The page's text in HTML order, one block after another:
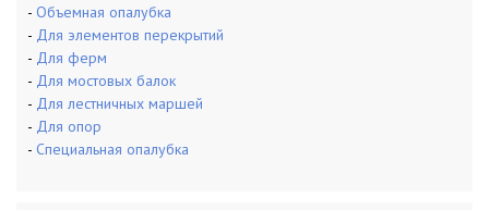
- Объемная опалубка
- Для элементов перекрытий
- Для ферм
- Для мостовых балок
- Для лестничных маршей
- Для опор
- Специальная опалубка